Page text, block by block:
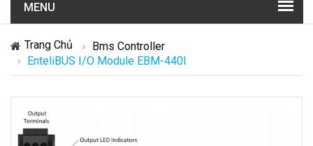
MENU
Trang Chủ
Bms Controller
EnteliBUS I/O Module EBM-440I